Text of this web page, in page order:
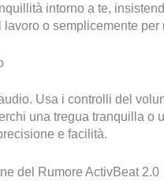
intorno a te,
o semplicemente per
Usa i controlli del
una tregua tranquilla o
e facilità.
del Rumore ActivBeat 2.0